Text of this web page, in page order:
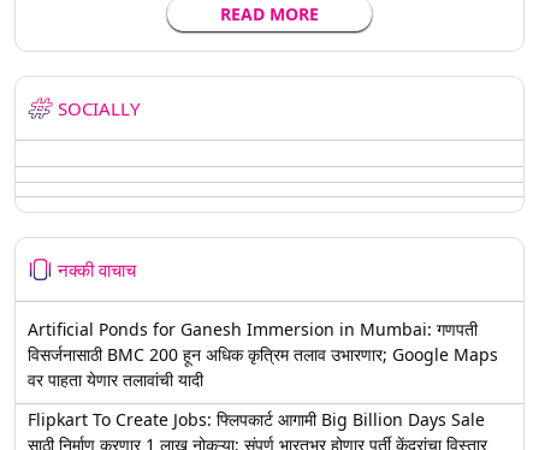
READ MORE
SOCIALLY
नक्की वाचाच
Artificial Ponds for Ganesh Immersion in Mumbai: गणपती
विसर्जनासाठी BMC 200 हून अधिक कृत्रिम तलाव उभारणार; Google Maps
वर पाहता येणार तलावांची यादी
Flipkart To Create Jobs: फ्लिपकार्ट आगामी Big Billion Days Sale
साठी निर्माण करणार 1 लाख नोकऱ्या; संपूर्ण भारतभर होणार पूर्ती केंद्रांचा विस्तार